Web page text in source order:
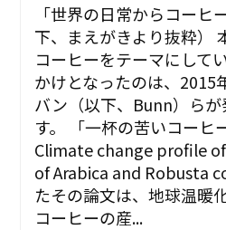
「世界の日常からコーヒ
下、まえがきより抜粋）
コーヒーをテーマにして
かけとなったのは、2015
バン（以下、Bunn）ら
す。 「一杯の苦いコーヒ
Climate change profile
of Arabica and Robusta
たその論文は、地球温暖
コーヒーの産...